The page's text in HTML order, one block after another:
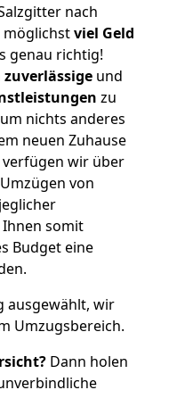
nach
möglichstviel Geld
genau richtig!
zuverlässige und
zu
nichts anderes
neuen Zuhause
wir über
von
somit
Budget eine
ausgewählt, wir
Umzugsbereich.
Dann holen